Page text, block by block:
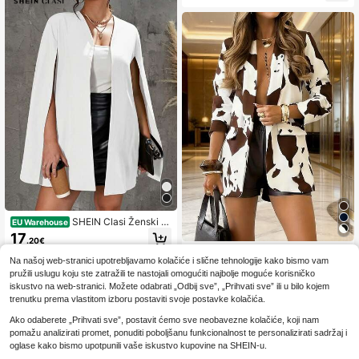
EU Warehouse SHEIN Clasi Ženski bl
azer s otvorenim prednjim dijelom i r
ukavima poput plašta, plus size, za
maturu i povratak u školu, odjeća z
a učiteljice za jesen/zimu
17.20€
vorenim prednjim dijelom, dugim ruk
avima i traper printom, regular fit, od
pletene tkanine, smeđa, za proljeće
i jesen, za odmor
24.34€
Na našoj web-stranici upotrebljavamo kolačiće i slične tehnologije kako bismo vam
pružili uslugu koju ste zatražili te nastojali omogućiti najbolje moguće korisničko
iskustvo na web-stranici. Možete odabrati „Odbij sve”, „Prihvati sve” ili u bilo kojem
trenutku prema vlastitom izboru postaviti svoje postavke kolačića.
Ako odaberete „Prihvati sve”, postavit ćemo sve neobavezne kolačiće, koji nam
pomažu analizirati promet, ponuditi poboljšanu funkcionalnost te personalizirati sadržaj i
oglase kako bismo upotpunili vaše iskustvo kupovine na SHEIN-u.